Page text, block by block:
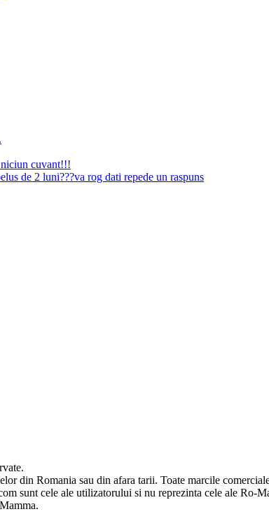
cuvant!!!
de 2 luni???va rog dati repede un raspuns
din Romania sau din afara tarii. Toate marcile
sunt cele ale utilizatorului si nu reprezinta cele ale Ro-